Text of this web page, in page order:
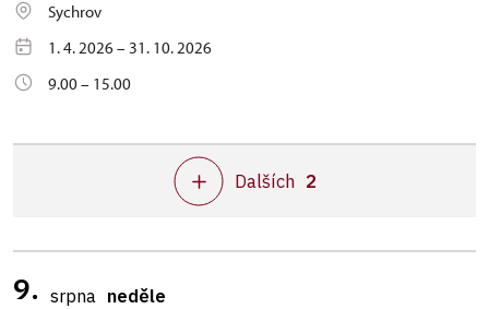
Sychrov
1. 4. 2026 – 31. 10. 2026
9.00 – 15.00
Dalších 2
9. srpna neděle